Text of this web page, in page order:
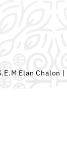
Elan Chalon |